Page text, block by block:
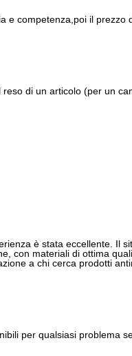
e competenza,poi il prezzo
di un articolo (per un
è stata eccellente. Il
con materiali di ottima
a chi cerca prodotti
per qualsiasi problema